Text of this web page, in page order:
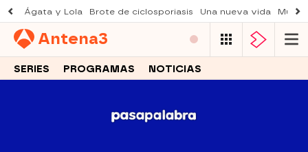
Ágata y Lola Brote de ciclosporiasis Una nueva vida
Antena3
SERIES PROGRAMAS NOTICIAS